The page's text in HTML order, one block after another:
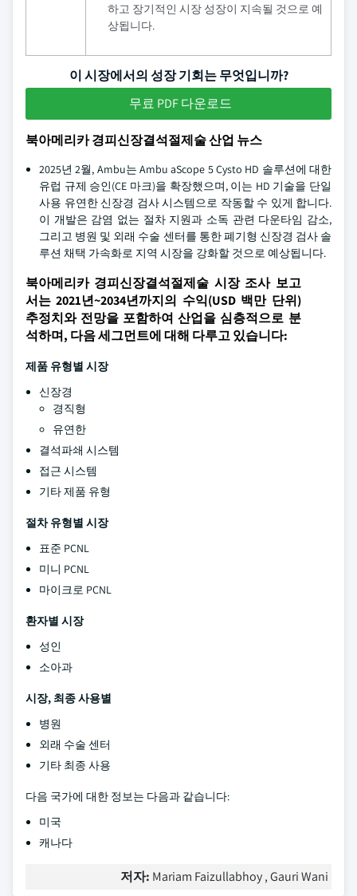
하고 장기적인 시장 성장이 지속될 것으로 예
상됩니다.
이 시장에서의 성장 기회는 무엇입니까?
무료 PDF 다운로드
북아메리카 경피신장결석절제술 산업 뉴스
2025년 2월, Ambu는 Ambu aScope 5 Cysto HD 솔루션에 대한
유럽 규제 승인(CE 마크)을 확장했으며, 이는 HD 기술을 단일
사용 유연한 신장경 검사 시스템으로 작동할 수 있게 합니다.
이 개발은 감염 없는 절차 지원과 소독 관련 다운타임 감소,
그리고 병원 및 외래 수술 센터를 통한 폐기형 신장경 검사 솔
루션 채택 가속화로 지역 시장을 강화할 것으로 예상됩니다.
북아메리카 경피신장결석절제술 시장 조사 보고
서는 2021년~2034년까지의 수익(USD 백만 단위)
추정치와 전망을 포함하여 산업을 심층적으로 분
석하며, 다음 세그먼트에 대해 다루고 있습니다:
제품 유형별 시장
신장경
경직형
유연한
결석파쇄 시스템
접근 시스템
기타 제품 유형
절차 유형별 시장
표준 PCNL
미니 PCNL
마이크로 PCNL
환자별 시장
성인
소아과
시장, 최종 사용별
병원
외래 수술 센터
기타 최종 사용
다음 국가에 대한 정보는 다음과 같습니다:
미국
캐나다
저자: Mariam Faizullabhoy , Gauri Wani